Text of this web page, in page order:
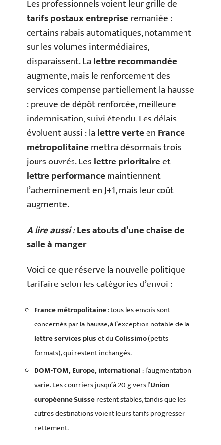
Les professionnels voient leur grille de
tarifs postaux entrepriseremaniée :
certains rabais automatiques, notamment
sur les volumes intermédiaires,
disparaissent. Lalettre recommandée
augmente, mais le renforcement des
services compense partiellement la hausse
: preuve de dépôt renforcée, meilleure
indemnisation, suivi étendu. Les délais
évoluent aussi : lalettre verteenFrance
métropolitainemettra désormais trois
jours ouvrés. Leslettre prioritaireet
lettre performancemaintiennent
l’acheminement en J+1, mais leur coût
augmente.
A lire aussi :Les atouts d’une chaise de
salle à manger
Voici ce que réserve la nouvelle politique
tarifaire selon les catégories d’envoi :
France métropolitaine: tous les envois sont
concernés par la hausse, à l’exception notable de la
lettre services pluset duColissimo(petits
formats), qui restent inchangés.
DOM-TOM, Europe, international: l’augmentation
varie. Les courriers jusqu’à 20 g vers l’Union
européenne Suisserestent stables, tandis que les
autres destinations voient leurs tarifs progresser
nettement.